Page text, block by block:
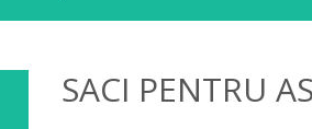
SACI PENTRU